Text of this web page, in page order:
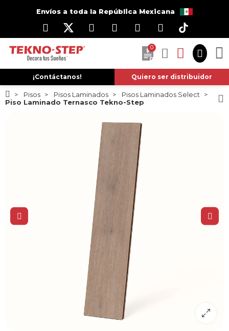
Envíos a toda la República Mexicana
0
¡Contáctanos! Quiero ser distribuidor
Pisos Pisos Laminados
Pisos Laminados Select
Piso Laminado Ternasco Tekno-Step